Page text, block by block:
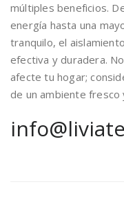
múltiples beneficios.
energía hasta una
tranquilo, el
efectiva y duradera.
afecte tu hogar;
de un ambiente